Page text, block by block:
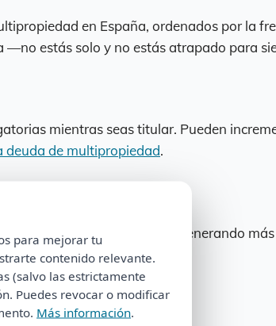
en España, ordenados por la
estás solo y no estás atrapado para
mientras seas titular. Pueden
deuda de multipropiedad.
» promete flexibilidad y acaba generando
para mejorar tu
contenido relevante.
(salvo las estrictamente
Puedes revocar o modificar
Más información.
para mejorar tu
contenido relevante.
(salvo las estrictamente
Puedes revocar o modificar
Más información.